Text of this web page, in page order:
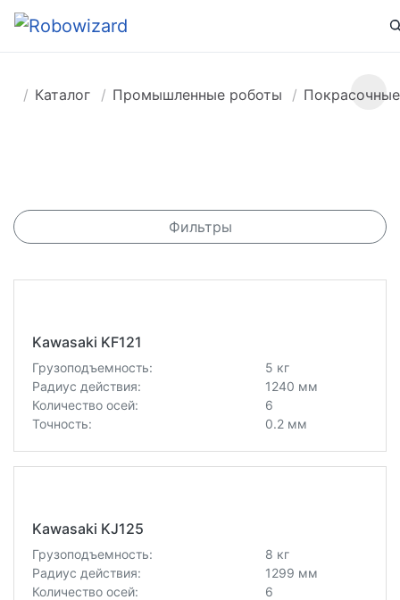
Каталог Промышленные роботы
Фильтры
Kawasaki KF121
Грузоподъемность:
5 кг
Радиус действия:
1240 мм
Количество осей:
6
Точность:
0.2 мм
Kawasaki KJ125
Грузоподъемность:
8 кг
Радиус действия:
1299 мм
Количество осей:
6